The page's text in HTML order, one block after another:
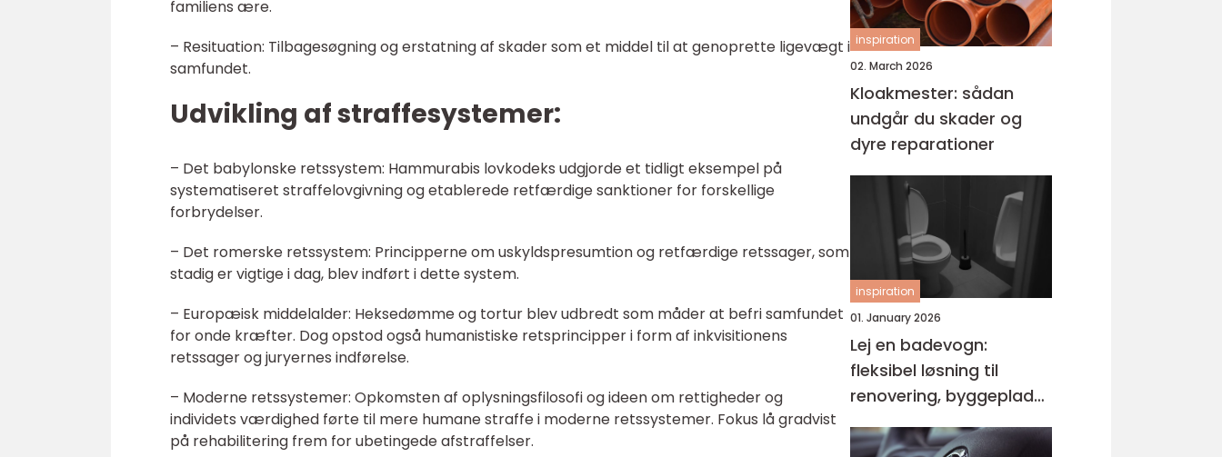
familiens ære.
– Resituation: Tilbagesøgning og erstatning af skader som et middel til at genoprette ligevægt i
samfundet.
Udvikling af straffesystemer:
– Det babylonske retssystem: Hammurabis lovkodeks udgjorde et tidligt eksempel på
systematiseret straffelovgivning og etablerede retfærdige sanktioner for forskellige
forbrydelser.
– Det romerske retssystem: Principperne om uskyldspresumtion og retfærdige retssager, som
stadig er vigtige i dag, blev indført i dette system.
– Europæisk middelalder: Heksedømme og tortur blev udbredt som måder at befri samfundet
for onde kræfter. Dog opstod også humanistiske retsprincipper i form af inkvisitionens
retssager og juryernes indførelse.
– Moderne retssystemer: Opkomsten af oplysningsfilosofi og ideen om rettigheder og
individets værdighed førte til mere humane straffe i moderne retssystemer. Fokus lå gradvist
på rehabilitering frem for ubetingede afstraffelser.
inspiration
02. March 2026
Kloakmester: sådan
undgår du skader og
dyre reparationer
inspiration
01. January 2026
Lej en badevogn:
fleksibel løsning til
renovering, byggeplads
og events